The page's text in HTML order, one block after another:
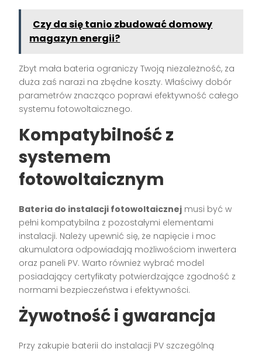
Czy da się tanio zbudować domowy
magazyn energii?
Zbyt mała bateria ograniczy Twoją niezależność, za
duża zaś narazi na zbędne koszty. Właściwy dobór
parametrów znacząco poprawi efektywność całego
systemu fotowoltaicznego.
Kompatybilność z
systemem
fotowoltaicznym
Bateria do instalacji fotowoltaicznej musi być w
pełni kompatybilna z pozostałymi elementami
instalacji. Należy upewnić się, że napięcie i moc
akumulatora odpowiadają możliwościom inwertera
oraz paneli PV. Warto również wybrać model
posiadający certyfikaty potwierdzające zgodność z
normami bezpieczeństwa i efektywności.
Żywotność i gwarancja
Przy zakupie baterii do instalacji PV szczególną